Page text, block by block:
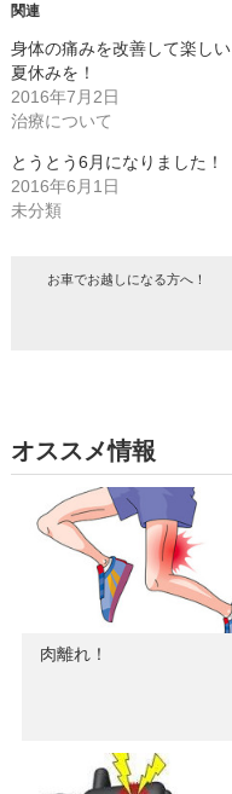
関連
身体の痛みを改善して楽しい
夏休みを！
2016年7月2日
治療について
とうとう6月になりました！
2016年6月1日
未分類
お車でお越しになる方へ！
オススメ情報
肉離れ！